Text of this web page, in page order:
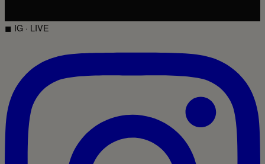
◼ IG · LIVE